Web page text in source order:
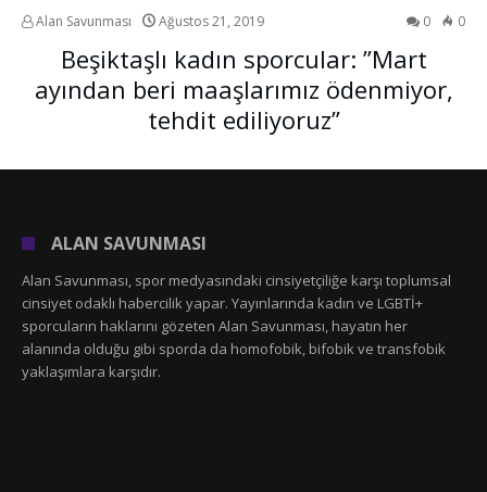
Alan Savunması Ağustos 21, 2019 0 0
Beşiktaşlı kadın sporcular: ”Mart
ayından beri maaşlarımız ödenmiyor,
tehdit ediliyoruz”
ALAN SAVUNMASI
Alan Savunması, spor medyasındaki cinsiyetçiliğe karşı toplumsal
cinsiyet odaklı habercilik yapar. Yayınlarında kadın ve LGBTİ+
sporcuların haklarını gözeten Alan Savunması, hayatın her
alanında olduğu gibi sporda da homofobik, bifobik ve transfobik
yaklaşımlara karşıdır.